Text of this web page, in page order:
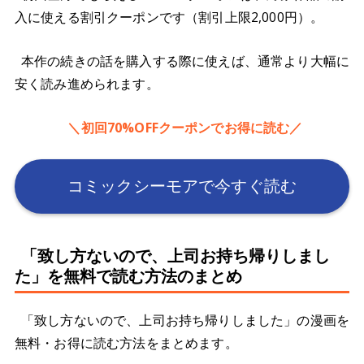
入に使える割引クーポンです（割引上限2,000円）。
本作の続きの話を購入する際に使えば、通常より大幅に
安く読み進められます。
＼初回70%OFFクーポンでお得に読む／
コミックシーモアで今すぐ読む
「致し方ないので、上司お持ち帰りしまし
た」を無料で読む方法のまとめ
「致し方ないので、上司お持ち帰りしました」の漫画を
無料・お得に読む方法をまとめます。